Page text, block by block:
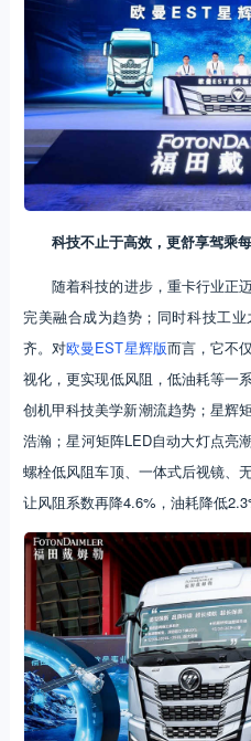
科技不止于高效，更舒享驾乘
随着科技的进步，重卡行业正
完美融合成为趋势；同时科技工
齐。对欧曼EST星辉版而言，它不
视化，更实现低风阻，低油耗等一
创机甲科技美学新潮流趋势；星辉
浩瀚；星河矩阵LED自动大灯点亮
螺栓低风阻车顶、一体式后视镜、
让风阻系数再降4.6%，油耗降低